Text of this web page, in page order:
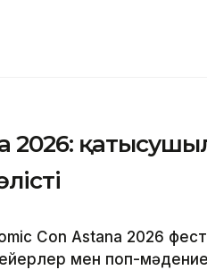
2026:
Con Astana 2026
мен поп-